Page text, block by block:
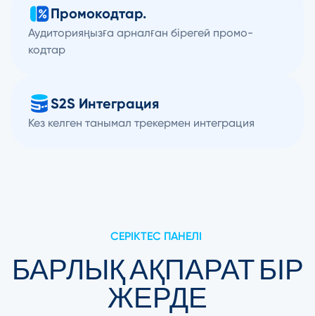
Промокодтар.
Аудиторияңызға арналған бірегей промо-
кодтар
S2S Интеграция
Кез келген танымал трекермен интеграция
СЕРІКТЕС ПАНЕЛІ
БАРЛЫҚ АҚПАРАТ БІР
ЖЕРДЕ